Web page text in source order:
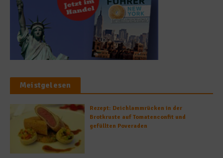
Meistgelesen
Rezept: Deichlammrücken in der
Brotkruste auf Tomatenconfit und
gefüllten Poveraden